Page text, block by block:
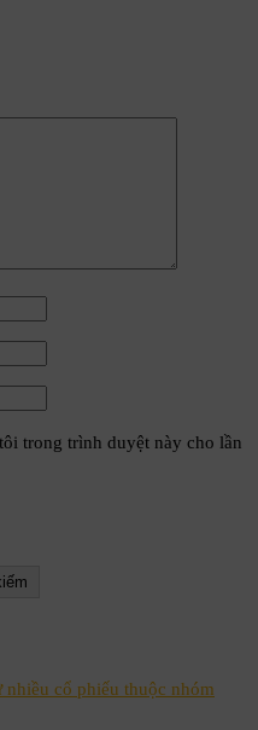
trong trình duyệt này cho lần
cổ phiếu thuộc nhóm